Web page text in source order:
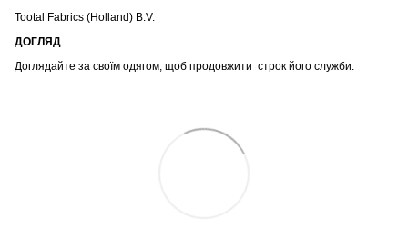
Tootal Fabrics (Holland) B.V.
ДОГЛЯД
Доглядайте за своїм одягом, щоб продовжити строк його служби.